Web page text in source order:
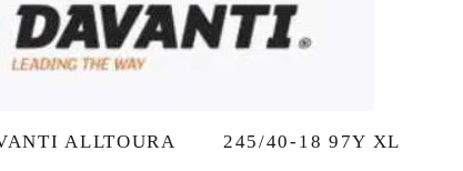
ALLTOURA 245/40-18 97Y XL